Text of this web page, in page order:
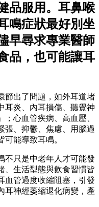
品服用。耳鼻喉
鳴症狀最好別坐
早尋求專業醫師
品，也可能讓耳
節出了問題，如外耳道堵
耳炎、內耳損傷、聽覺神
心血管疾病、高血壓、
張、抑鬱、焦慮、用腦過
能導致耳鳴。
不只是中老年人才可能發
、生活型態與飲食習慣皆
血管過度收縮阻塞，引發
耳神經萎縮退化病變，產